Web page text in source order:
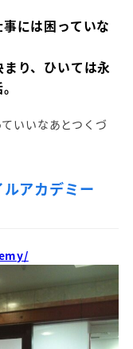
には困っていな
り、ひいては永
いいなあとつくづ
アカデミー